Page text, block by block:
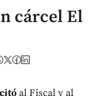
cárcel El
al Fiscal y al